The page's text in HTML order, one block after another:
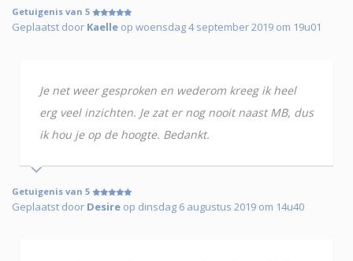
Getuigenis van 5
Geplaatst door Kaelle op woensdag 4 september 2019 om 19u01
Je net weer gesproken en wederom kreeg ik heel
erg veel inzichten. Je zat er nog nooit naast MB, dus
ik hou je op de hoogte. Bedankt.
Getuigenis van 5
Geplaatst door Desire op dinsdag 6 augustus 2019 om 14u40